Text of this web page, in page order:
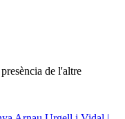
de l'altre